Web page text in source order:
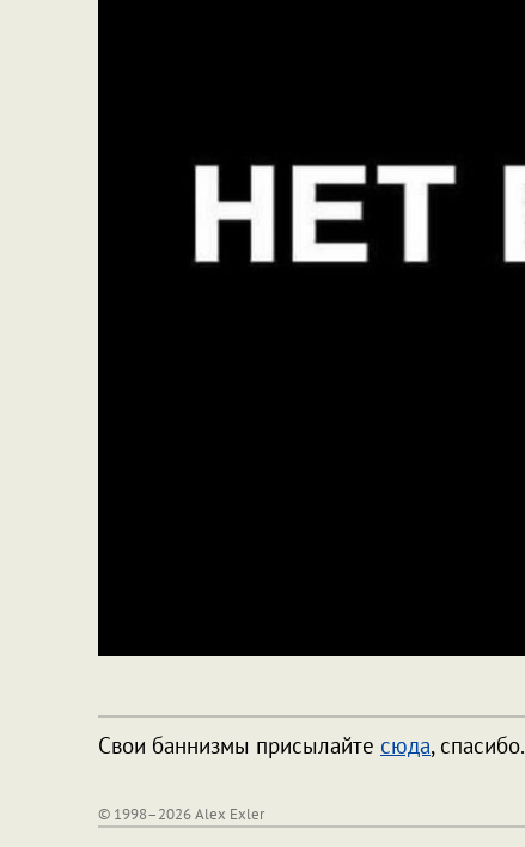
Свои баннизмы присылайте сюда, спасибо.
© 1998–2026 Alex Exler